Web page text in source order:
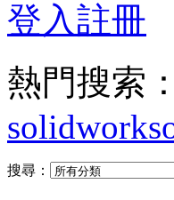
登入註冊
熱門搜索：
solidworks
搜尋：